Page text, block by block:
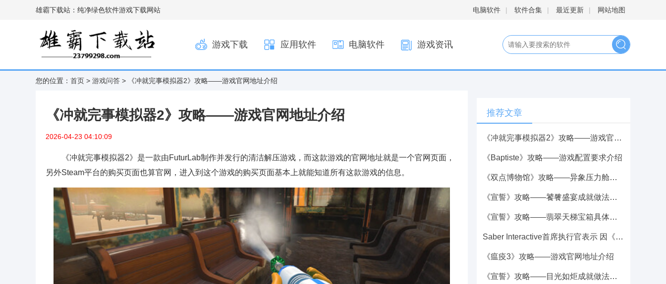
雄霸下载站：纯净绿色软件游戏下载网站 电脑软件 | 软件合集 | 最近更新 | 网站地图
游戏下载 应用软件 电脑软件 游戏资讯
您的位置： 首页 > 游戏问答 > 《冲就完事模拟器2》攻略——游戏官网地址介绍
《冲就完事模拟器2》攻略——游戏官网地址介绍
2026-04-23 04:10:09
《冲就完事模拟器2》是一款由FuturLab制作并发行的清洁解压游戏，而这款游戏的官网地址就是一个官网页面，
另外Steam平台的购买页面也算官网，进入到这个游戏的购买页面基本上就能知道所有这款游戏的信息。
推荐文章
《冲就完事模拟器2》攻略——游戏官网地址介绍
《Baptiste》攻略——游戏配置要求介绍
《双点博物馆》攻略——异象压力舱激活解锁方法介绍
《宣誓》攻略——饕餮盛宴成就做法介绍
《宣誓》攻略——翡翠天梯宝箱具体位置介绍
Saber Interactive首席执行官表示 因《黑道圣徒》攻略——成本太高而必须停产
《瘟疫3》攻略——游戏官网地址介绍
《宣誓》攻略——目光如炬成就做法介绍